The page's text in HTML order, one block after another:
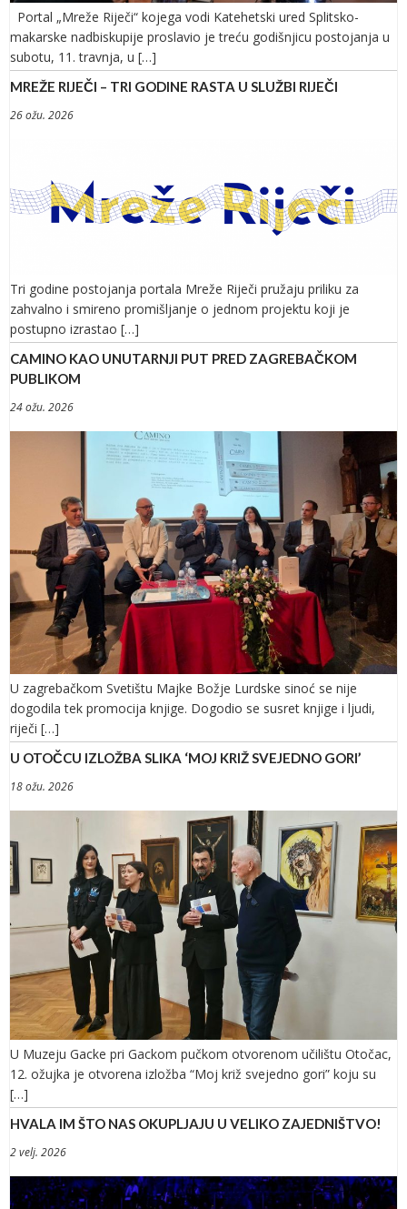
Portal „Mreže Riječi“ kojega vodi Katehetski ured Splitsko-
makarske nadbiskupije proslavio je treću godišnjicu postojanja u
subotu, 11. travnja, u […]
MREŽE RIJEČI – TRI GODINE RASTA U SLUŽBI RIJEČI
26 ožu. 2026
Tri godine postojanja portala Mreže Riječi pružaju priliku za
zahvalno i smireno promišljanje o jednom projektu koji je
postupno izrastao […]
CAMINO KAO UNUTARNJI PUT PRED ZAGREBAČKOM
PUBLIKOM
24 ožu. 2026
U zagrebačkom Svetištu Majke Božje Lurdske sinoć se nije
dogodila tek promocija knjige. Dogodio se susret knjige i ljudi,
riječi […]
U OTOČCU IZLOŽBA SLIKA ‘MOJ KRIŽ SVEJEDNO GORI’
18 ožu. 2026
U Muzeju Gacke pri Gackom pučkom otvorenom učilištu Otočac,
12. ožujka je otvorena izložba “Moj križ svejedno gori” koju su
[…]
HVALA IM ŠTO NAS OKUPLJAJU U VELIKO ZAJEDNIŠTVO!
2 velj. 2026